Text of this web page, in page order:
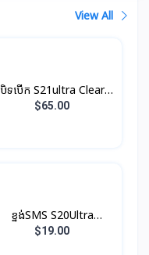
View All
បិទបើក S21ultra Clear
View Original
$65.00
ខ្នង់SMS S20Ultra
Protective Original
$19.00